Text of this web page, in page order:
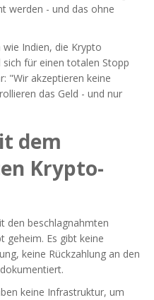
werden - und das ohne
Indien, die Krypto
für einen totalen Stopp
"Wir akzeptieren keine
das Geld - und nur
dem
Krypto-
den beschlagnahmten
geheim. Es gibt keine
keine Rückzahlung an den
keine Infrastruktur, um